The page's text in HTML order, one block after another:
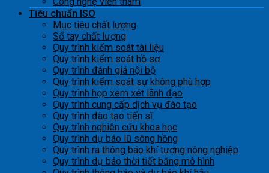
Tiêu chuẩn ISO
Mục tiêu chất lượng
Sổ tay chất lượng
Quy trình kiểm soát tài liệu
Quy trình kiểm soát hồ sơ
Quy trình đánh giá nội bộ
Quy trình kiểm soát sự không phù hợp
Quy trình họp xem xét lãnh đạo
Quy trình cung cấp dịch vụ đào tạo
Quy trình đào tạo tiến sĩ
Quy trình nghiên cứu khoa học
Quy trình dự báo lũ sông hồng
Quy trình ra thông báo khí tượng nông nghiệp
Quy trình dự báo thời tiết bằng mô hình